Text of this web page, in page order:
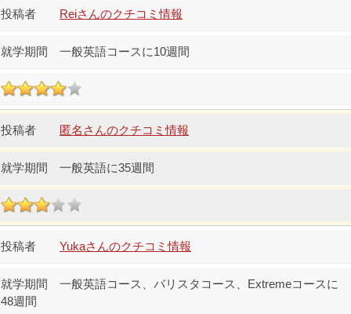
Reiさんのクチコミ情報
一般英語コースに10週間
匿名さんのクチコミ情報
一般英語に35週間
Yukaさんのクチコミ情報
一般英語コース、バリスタコース、Extremeコースに
48週間